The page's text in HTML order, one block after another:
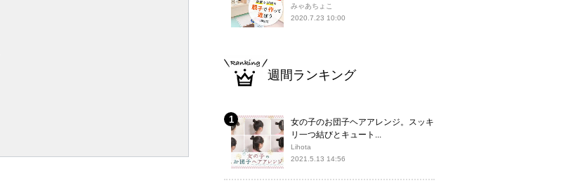
みゃあちょこ
2020.7.23 10:00
週間ランキング
女の子のお団子ヘアアレンジ。スッキ
リ一つ結びとキュート...
Lihota
2021.5.13 14:56